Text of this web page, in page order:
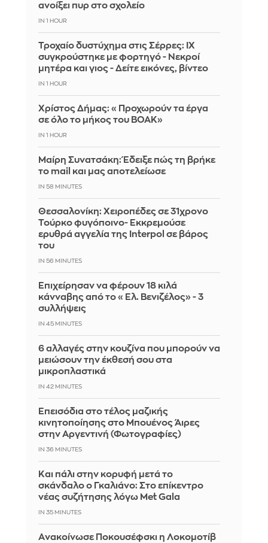
ανοίξει πυρ στο σχολείο
IN 1 HOUR
Τροχαίο δυστύχημα στις Σέρρες: ΙΧ
συγκρούστηκε με φορτηγό - Νεκροί
μητέρα και γιος - Δείτε εικόνες, βίντεο
IN 1 HOUR
Χρίστος Δήμας: «Προχωρούν τα έργα
σε όλο το μήκος του ΒΟΑΚ»
IN 1 HOUR
Μαίρη Συνατσάκη: Έδειξε πώς τη βρήκε
το mail και μας αποτελείωσε
IN 58 MINUTES
Θεσσαλονίκη: Χειροπέδες σε 31χρονο
Τούρκο φυγόποινο- Εκκρεμούσε
ερυθρά αγγελία της Interpol σε βάρος
του
IN 56 MINUTES
Επιχείρησαν να φέρουν 18 κιλά
κάνναβης από το «Ελ. Βενιζέλος» - 3
συλλήψεις
IN 45 MINUTES
6 αλλαγές στην κουζίνα που μπορούν να
μειώσουν την έκθεσή σου στα
μικροπλαστικά
IN 42 MINUTES
Επεισόδια στο τέλος μαζικής
κινητοποίησης στο Μπουένος Άιρες
στην Αργεντινή (Φωτογραφίες)
IN 36 MINUTES
Και πάλι στην κορυφή μετά το
σκάνδαλο ο Γκαλιάνο: Στο επίκεντρο
νέας συζήτησης λόγω Met Gala
IN 35 MINUTES
Aνακοίνωσε Ποκουσέφσκι η Λοκομοτίβ